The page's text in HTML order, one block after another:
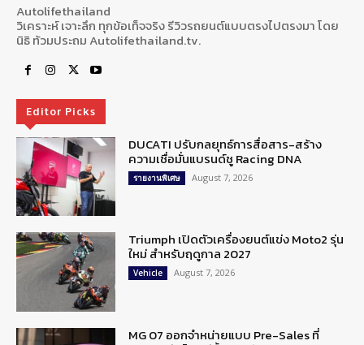
Autolifethailand
วิเคราะห์ เจาะลึก ทุกข้อเท็จจริง รีวิวรถยนต์แบบตรงไปตรงมา โดย
นิธิ ท้วมประถม Autolifethailand.tv.
Editor Picks
DUCATI ปรับกลยุทธ์การสื่อสาร-สร้าง
ความเชื่อมั่นแบรนด์ชู Racing DNA
รายงานพิเศษ August 7, 2026
Triumph เปิดตัวเครื่องยนต์แข่ง Moto2 รุ่น
ใหม่ สำหรับฤดูกาล 2027
Vehicle August 7, 2026
MG 07 ออกจำหน่ายแบบ Pre-Sales ที่